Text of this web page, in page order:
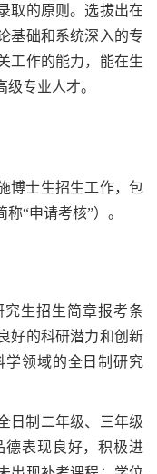
取的原则。选拔出在
基础和系统深入的专
工作的能力，能在生
专业人才。
博士生招生工作，包
“申请考核”）。
生招生简章报考条
好的科研潜力和创新
学领域的全日制研究
日制二年级、三年级
德表现良好，积极进